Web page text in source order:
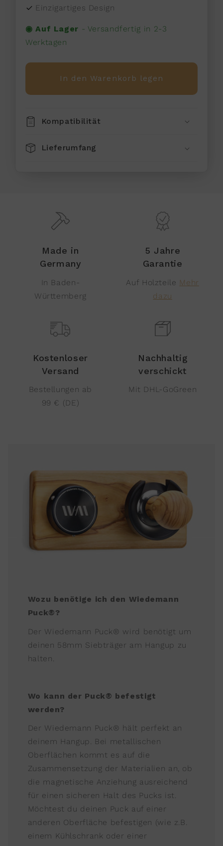
Einzigartiges Design
◉ Auf Lager - Versandfertig in 2-3
Werktagen
In den Warenkorb legen
Kompatibilität
Lieferumfang
Made in
Germany
In Baden-
Württemberg
5 Jahre
Garantie
Auf Holzteile Mehr
dazu
Kostenloser
Versand
Bestellungen ab
99 € (DE)
Nachhaltig
verschickt
Mit DHL-GoGreen
Wozu benötige ich den Wiedemann
Puck®?
Der Wiedemann Puck® wird benötigt um
deinen 58mm Siebträger am Hangup zu
halten.
Wo kann der Puck® befestigt
werden?
Der Wiedemann Puck® hält perfekt an
deinem Hangup. Bei metallischen
Oberflächen kommt es auf die
Zusammensetzung der Materialien an, ob
die magnetische Anziehung ausreichend
für einen sicheren Halt des Pucks ist.
Möchtest du deinen Puck auf einer
anderen Oberfläche befestigen (wie z.B.
einem Kühlschrank oder einer